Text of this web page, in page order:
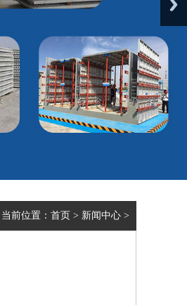
当前位置： 首页 > 新闻中心 >